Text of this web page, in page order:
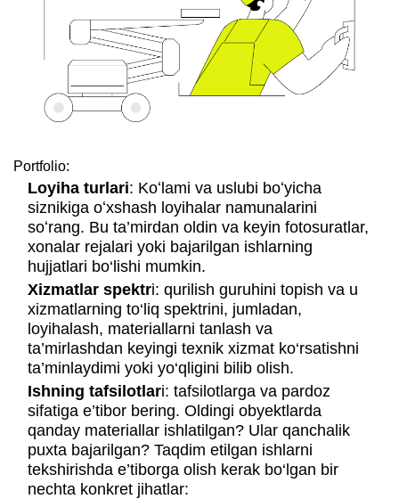
Portfolio:
Loyiha turlari: Koʻlami va uslubi boʻyicha
siznikiga oʻxshash loyihalar namunalarini
soʻrang. Bu ta’mirdan oldin va keyin fotosuratlar,
xonalar rejalari yoki bajarilgan ishlarning
hujjatlari bo‘lishi mumkin.
Xizmatlar spektri: qurilish guruhini topish va u
xizmatlarning to‘liq spektrini, jumladan,
loyihalash, materiallarni tanlash va
ta’mirlashdan keyingi texnik xizmat ko‘rsatishni
ta’minlaydimi yoki yo‘qligini bilib olish.
Ishning tafsilotlari: tafsilotlarga va pardoz
sifatiga e’tibor bering. Oldingi obyektlarda
qanday materiallar ishlatilgan? Ular qanchalik
puxta bajarilgan? Taqdim etilgan ishlarni
tekshirishda e’tiborga olish kerak bo‘lgan bir
nechta konkret jihatlar: